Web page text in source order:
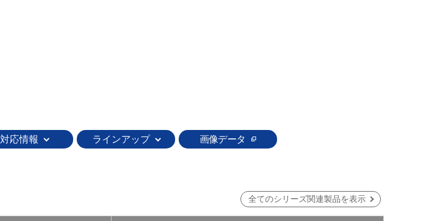
対応情報 ラインアップ 画像データ
全てのシリーズ関連製品を表示